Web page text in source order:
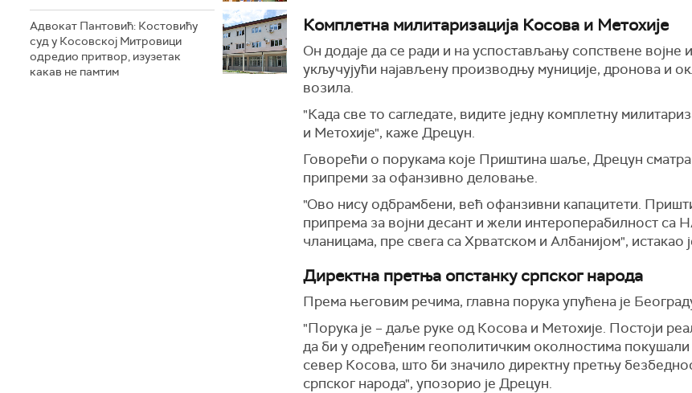
Адвокат Пантовић: Костовићу
суд у Косовској Митровици
одредио притвор, изузетак
какав не памтим
Комплетна милитаризација Косова и Метохије
Он додаје да се ради и на успостављању сопствене војне
укључујући најављену производњу муниције, дронова и
возила.
"Када све то сагледате, видите једну комплетну
и Метохије", каже Дрецун.
Говорећи о порукама које Приштина шаље, Дрецун сматра
припреми за офанзивно деловање.
"Ово нису одбрамбени, већ офанзивни капацитети.
припрема за војни десант и жели интероперабилност са
чланицама, пре свега са Хрватском и Албанијом", истакао
Директна претња опстанку српског народа
Према његовим речима, главна порука упућена је
"Порука је – даље руке од Косова и Метохије. Постоји
да би у одређеним геополитичким околностима покушали
север Косова, што би значило директну претњу
српског народа", упозорио је Дрецун.